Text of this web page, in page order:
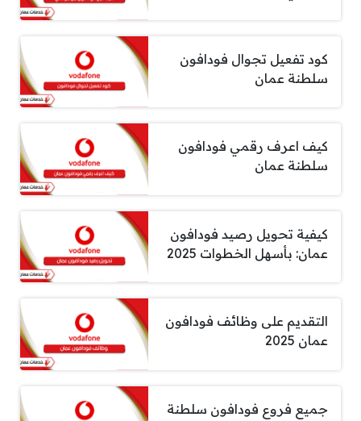
كود تفعيل تجوال فودافون
سلطنة عمان
كيف اعرف رقمي فودافون
سلطنة عمان
كيفية تحويل رصيد فودافون
عمان: بأسهل الخطوات 2025
التقديم على وظائف فودافون
عمان 2025
جميع فروع فودافون سلطنة